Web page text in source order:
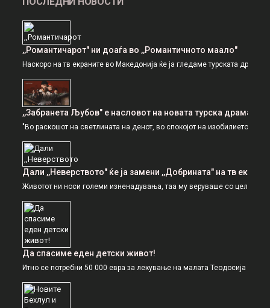
,,Романтичарот" ни доаѓа во ,,Романтичното маало"
Наскоро на тв екраните во Македонија ќе ја гледаме турската
,,Забранета Љубов" е насловот на новата турска драма
"Во раскошот на светлината на денот, во спокојот на изобилието,
Дали ,,Неверството" ќе ја замени ,,Добрината" на тв
Животот ни носи големи изненадувања, таа му веруваше со целото
Да спасиме еден детски живот!
Итно се потребни 50 000 евра за лекување на малата Теодосија